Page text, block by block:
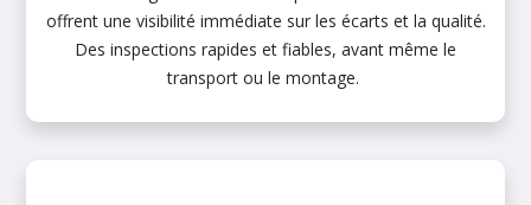
offrent une visibilité immédiate sur les écarts et la qualité.
Des inspections rapides et fiables, avant même le
transport ou le montage.